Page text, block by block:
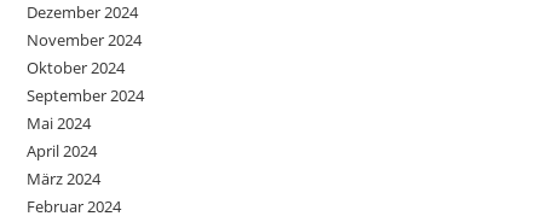
Dezember 2024
November 2024
Oktober 2024
September 2024
Mai 2024
April 2024
März 2024
Februar 2024